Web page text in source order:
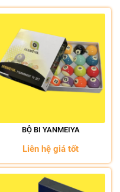
BỘ BI YANMEIYA
Liên hệ giá tốt